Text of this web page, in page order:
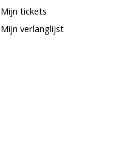
Mijn tickets
Mijn verlanglijst